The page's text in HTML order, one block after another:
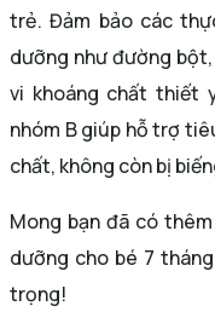
trẻ. Đảm bảo các
dưỡng như đường
vi khoáng chất thiết
nhóm B giúp hỗ trợ
chất, không còn bị
Mong bạn đã có
dưỡng cho bé 7
trọng!